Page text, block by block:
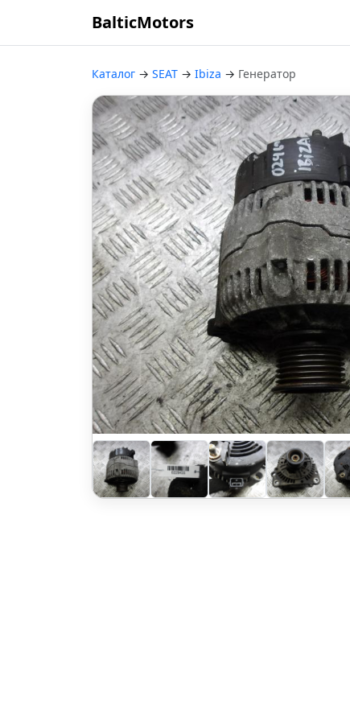
BalticMotors
Каталог → SEAT → Ibiza → Генератор